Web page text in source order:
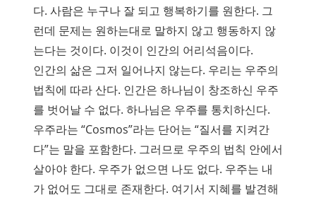
다. 사람은 누구나 잘 되고 행복하기를 원한다. 그
런데 문제는 원하는대로 말하지 않고 행동하지 않
는다는 것이다. 이것이 인간의 어리석음이다.
인간의 삶은 그저 일어나지 않는다. 우리는 우주의
법칙에 따라 산다. 인간은 하나님이 창조하신 우주
를 벗어날 수 없다. 하나님은 우주를 통치하신다.
우주라는 “Cosmos”라는 단어는 “질서를 지켜간
다”는 말을 포함한다. 그러므로 우주의 법칙 안에서
살아야 한다. 우주가 없으면 나도 없다. 우주는 내
가 없어도 그대로 존재한다. 여기서 지혜를 발견해